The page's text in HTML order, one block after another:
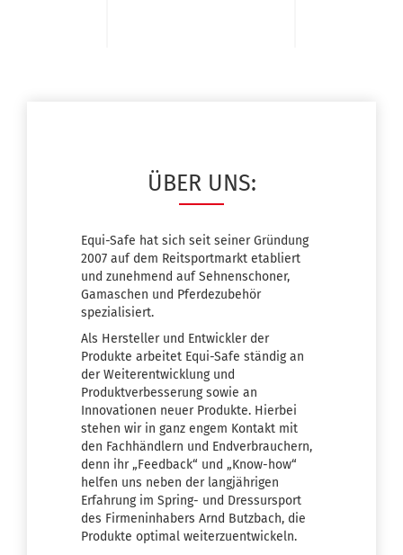
ÜBER UNS:
Equi-Safe hat sich seit seiner Gründung
2007 auf dem Reitsportmarkt etabliert
und zunehmend auf Sehnenschoner,
Gamaschen und Pferdezubehör
spezialisiert.
Als Hersteller und Entwickler der
Produkte arbeitet Equi-Safe ständig an
der Weiterentwicklung und
Produktverbesserung sowie an
Innovationen neuer Produkte. Hierbei
stehen wir in ganz engem Kontakt mit
den Fachhändlern und Endverbrauchern,
denn ihr „Feedback“ und „Know-how“
helfen uns neben der langjährigen
Erfahrung im Spring- und Dressursport
des Firmeninhabers Arnd Butzbach, die
Produkte optimal weiterzuentwickeln.